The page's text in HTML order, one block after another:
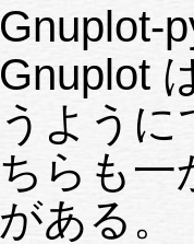
Gnuplot-
Gnuplot
うよう
ちらも一
がある。